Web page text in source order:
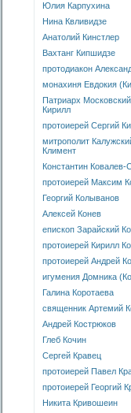
Юлия Карпухина
Нина Квливидзе
Анатолий Кинстлер
Вахтанг Кипшидзе
протодиакон
монахиня Евдокия
Патриарх
Кирилл
протоиерей Сергий
митрополит
Климент
Константин Ковалев-
протоиерей Максим
Георгий Колыванов
Алексей Конев
епископ Зарайский
протоиерей Кирилл
протоиерей Андрей
игумения Домника
Галина Коротаева
священник Артемий
Андрей Кострюков
Глеб Кочин
Сергей Кравец
протоиерей Павел
протоиерей Георгий
Никита Кривошеин